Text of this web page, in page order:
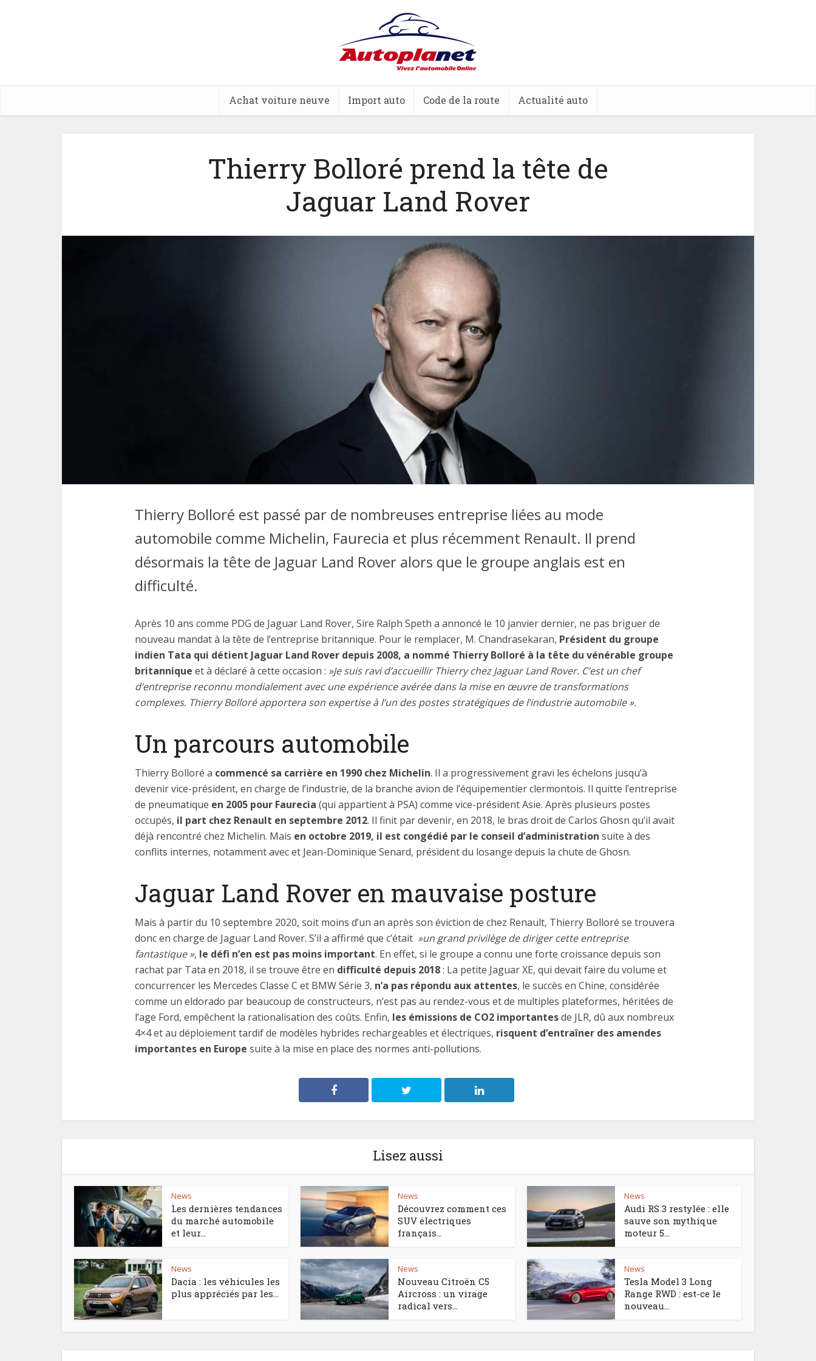
Achat voiture neuve Import auto Code de la route Actualité auto
Thierry Bolloré prend la tête de
Jaguar Land Rover
Thierry Bolloré est passé par de nombreuses entreprise liées au mode
automobile comme Michelin, Faurecia et plus récemment Renault. Il prend
désormais la tête de Jaguar Land Rover alors que le groupe anglais est en
difficulté.
Après 10 ans comme PDG de Jaguar Land Rover, Sire Ralph Speth a annoncé le 10 janvier dernier, ne pas briguer de
nouveau mandat à la tête de l’entreprise britannique. Pour le remplacer, M. Chandrasekaran, Président du groupe
indien Tata qui détient Jaguar Land Rover depuis 2008, a nommé Thierry Bolloré à la tête du vénérable groupe
britannique et à déclaré à cette occasion : »Je suis ravi d’accueillir Thierry chez Jaguar Land Rover. C’est un chef
d’entreprise reconnu mondialement avec une expérience avérée dans la mise en œuvre de transformations
complexes. Thierry Bolloré apportera son expertise à l’un des postes stratégiques de l’industrie automobile ».
Un parcours automobile
Thierry Bolloré a commencé sa carrière en 1990 chez Michelin. Il a progressivement gravi les échelons jusqu’à
devenir vice-président, en charge de l’industrie, de la branche avion de l’équipementier clermontois. Il quitte l’entreprise
de pneumatique en 2005 pour Faurecia (qui appartient à PSA) comme vice-président Asie. Après plusieurs postes
occupés, il part chez Renault en septembre 2012. Il finit par devenir, en 2018, le bras droit de Carlos Ghosn qu’il avait
déjà rencontré chez Michelin. Mais en octobre 2019, il est congédié par le conseil d’administration suite à des
conflits internes, notamment avec et Jean-Dominique Senard, président du losange depuis la chute de Ghosn.
Jaguar Land Rover en mauvaise posture
Mais à partir du 10 septembre 2020, soit moins d’un an après son éviction de chez Renault, Thierry Bolloré se trouvera
donc en charge de Jaguar Land Rover. S’il a affirmé que c’était »un grand privilège de diriger cette entreprise
fantastique », le défi n’en est pas moins important. En effet, si le groupe a connu une forte croissance depuis son
rachat par Tata en 2018, il se trouve être en difficulté depuis 2018: La petite Jaguar XE, qui devait faire du volume et
concurrencer les Mercedes Classe C et BMW Série 3, n’a pas répondu aux attentes, le succès en Chine, considérée
comme un eldorado par beaucoup de constructeurs, n’est pas au rendez-vous et de multiples plateformes, héritées de
l’age Ford, empêchent la rationalisation des coûts. Enfin, les émissions de CO2 importantesde JLR, dû aux nombreux
4×4 et au déploiement tardif de modèles hybrides rechargeables et électriques, risquent d’entraîner des amendes
importantes en Europe suite à la mise en place des normes anti-pollutions.
Lisez aussi
News
Les dernières tendances
du marché automobile
et leur...
News
Découvrez comment ces
SUV électriques
français...
News
Audi RS 3 restylée : elle
sauve son mythique
moteur 5...
News
Dacia : les véhicules les
plus appréciés par les...
News
Nouveau Citroën C5
Aircross : un virage
radical vers...
News
Tesla Model 3 Long
Range RWD : est-ce le
nouveau...